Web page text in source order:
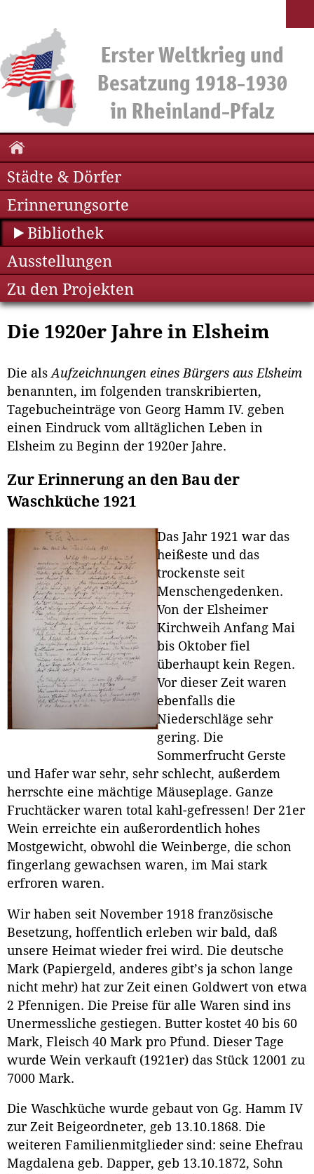
Städte & Dörfer
Erinnerungsorte
Bibliothek
Ausstellungen
Zu den Projekten
Die 1920er Jahre in Elsheim
Die als Aufzeichnungen eines Bürgers aus Elsheim
benannten, im folgenden transkribierten,
Tagebucheinträge von Georg Hamm IV. geben
einen Eindruck vom alltäglichen Leben in
Elsheim zu Beginn der 1920er Jahre.
Zur Erinnerung an den Bau der
Waschküche 1921
Das Jahr 1921 war das
heißeste und das
trockenste seit
Menschengedenken.
Von der Elsheimer
Kirchweih Anfang Mai
bis Oktober fiel
überhaupt kein Regen.
Vor dieser Zeit waren
ebenfalls die
Niederschläge sehr
gering. Die
Sommerfrucht Gerste
und Hafer war sehr, sehr schlecht, außerdem
herrschte eine mächtige Mäuseplage. Ganze
Fruchtäcker waren total kahl-gefressen! Der 21er
Wein erreichte ein außerordentlich hohes
Mostgewicht, obwohl die Weinberge, die schon
fingerlang gewachsen waren, im Mai stark
erfroren waren.
Wir haben seit November 1918 französische
Besetzung, hoffentlich erleben wir bald, daß
unsere Heimat wieder frei wird. Die deutsche
Mark (Papiergeld, anderes gibt’s ja schon lange
nicht mehr) hat zur Zeit einen Goldwert von etwa
2 Pfennigen. Die Preise für alle Waren sind ins
Unermessliche gestiegen. Butter kostet 40 bis 60
Mark, Fleisch 40 Mark pro Pfund. Dieser Tage
wurde Wein verkauft (1921er) das Stück 12001 zu
7000 Mark.
Die Waschküche wurde gebaut von Gg. Hamm IV
zur Zeit Beigeordneter, geb 13.10.1868. Die
weiteren Familienmitglieder sind: seine Ehefrau
Magdalena geb. Dapper, geb 13.10.1872, Sohn